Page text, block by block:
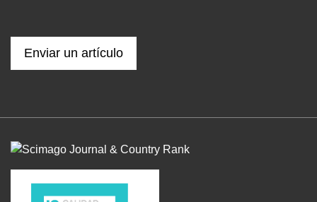
Enviar un artículo